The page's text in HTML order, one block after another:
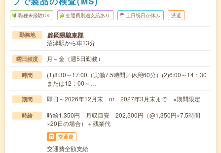
職種未経験OK 交通費別途支給あり 土日祝日が休み 派遣
勤務地 静岡県駿東郡
沼津駅から車13分
曜日頻度 月～金（週5日勤務）
時間
(1)8:30～17:00（実働7.5時間／休憩60分）(2)6:00～14：30
または12：00～…
期間 即日～2026年12月末 or 2027年3月末まで ※期間限定
時給
時給1,350円 月収目安 202,500円（@1,350円×7.5時間
×20日の場合）＋残業代
交通費
交通費全額支給